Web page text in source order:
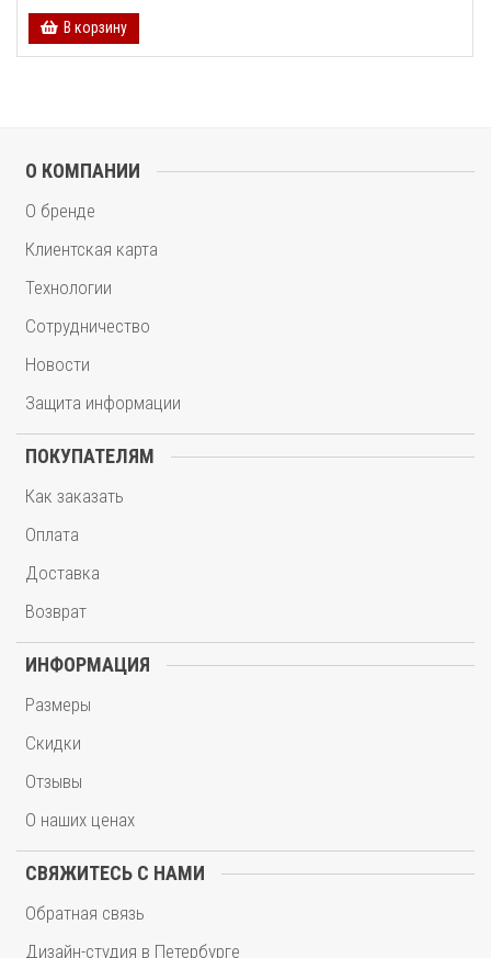
В корзину
О КОМПАНИИ
О бренде
Клиентская карта
Технологии
Сотрудничество
Новости
Защита информации
ПОКУПАТЕЛЯМ
Как заказать
Оплата
Доставка
Возврат
ИНФОРМАЦИЯ
Размеры
Скидки
Отзывы
О наших ценах
СВЯЖИТЕСЬ С НАМИ
Обратная связь
Дизайн-студия в Петербурге